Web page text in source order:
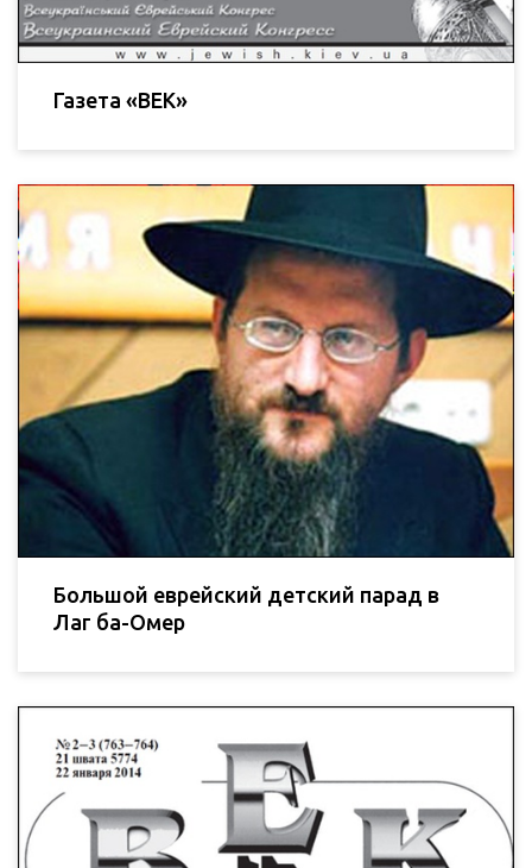
Газета «ВЕК»
Большой еврейский детский парад в
Лаг ба-Омер